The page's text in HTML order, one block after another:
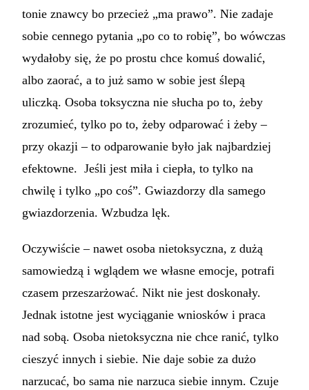
tonie znawcy bo przecież „ma prawo”. Nie zadaje
sobie cennego pytania „po co to robię”, bo wówczas
wydałoby się, że po prostu chce komuś dowalić,
albo zaorać, a to już samo w sobie jest ślepą
uliczką. Osoba toksyczna nie słucha po to, żeby
zrozumieć, tylko po to, żeby odparować i żeby –
przy okazji – to odparowanie było jak najbardziej
efektowne. Jeśli jest miła i ciepła, to tylko na
chwilę i tylko „po coś”. Gwiazdorzy dla samego
gwiazdorzenia. Wzbudza lęk.
Oczywiście – nawet osoba nietoksyczna, z dużą
samowiedzą i wglądem we własne emocje, potrafi
czasem przeszarżować. Nikt nie jest doskonały.
Jednak istotne jest wyciąganie wniosków i praca
nad sobą. Osoba nietoksyczna nie chce ranić, tylko
cieszyć innych i siebie. Nie daje sobie za dużo
narzucać, bo sama nie narzuca siebie innym. Czuje